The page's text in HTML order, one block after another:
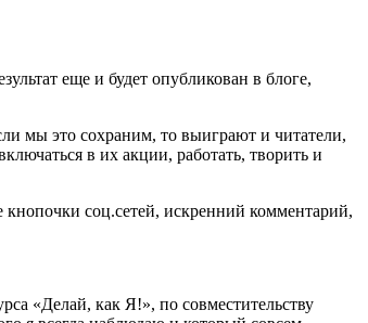
еще и будет опубликован в блоге,
мы это сохраним, то выиграют и читатели,
в их акции, работать, творить и
соц.сетей, искренний комментарий,
«Делай, как Я!», по совместительству